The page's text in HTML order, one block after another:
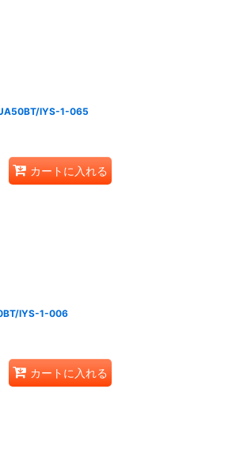
UA50BT/IYS-1-065
カートに入れる
IYS-1-006
カートに入れる